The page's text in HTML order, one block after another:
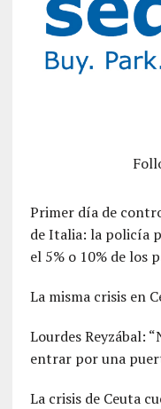
Primer día de
de Italia: la policía
el 5% o 10% de los
La misma crisis en
Lourdes Reyzábal:
entrar por una
La crisis de Ceuta